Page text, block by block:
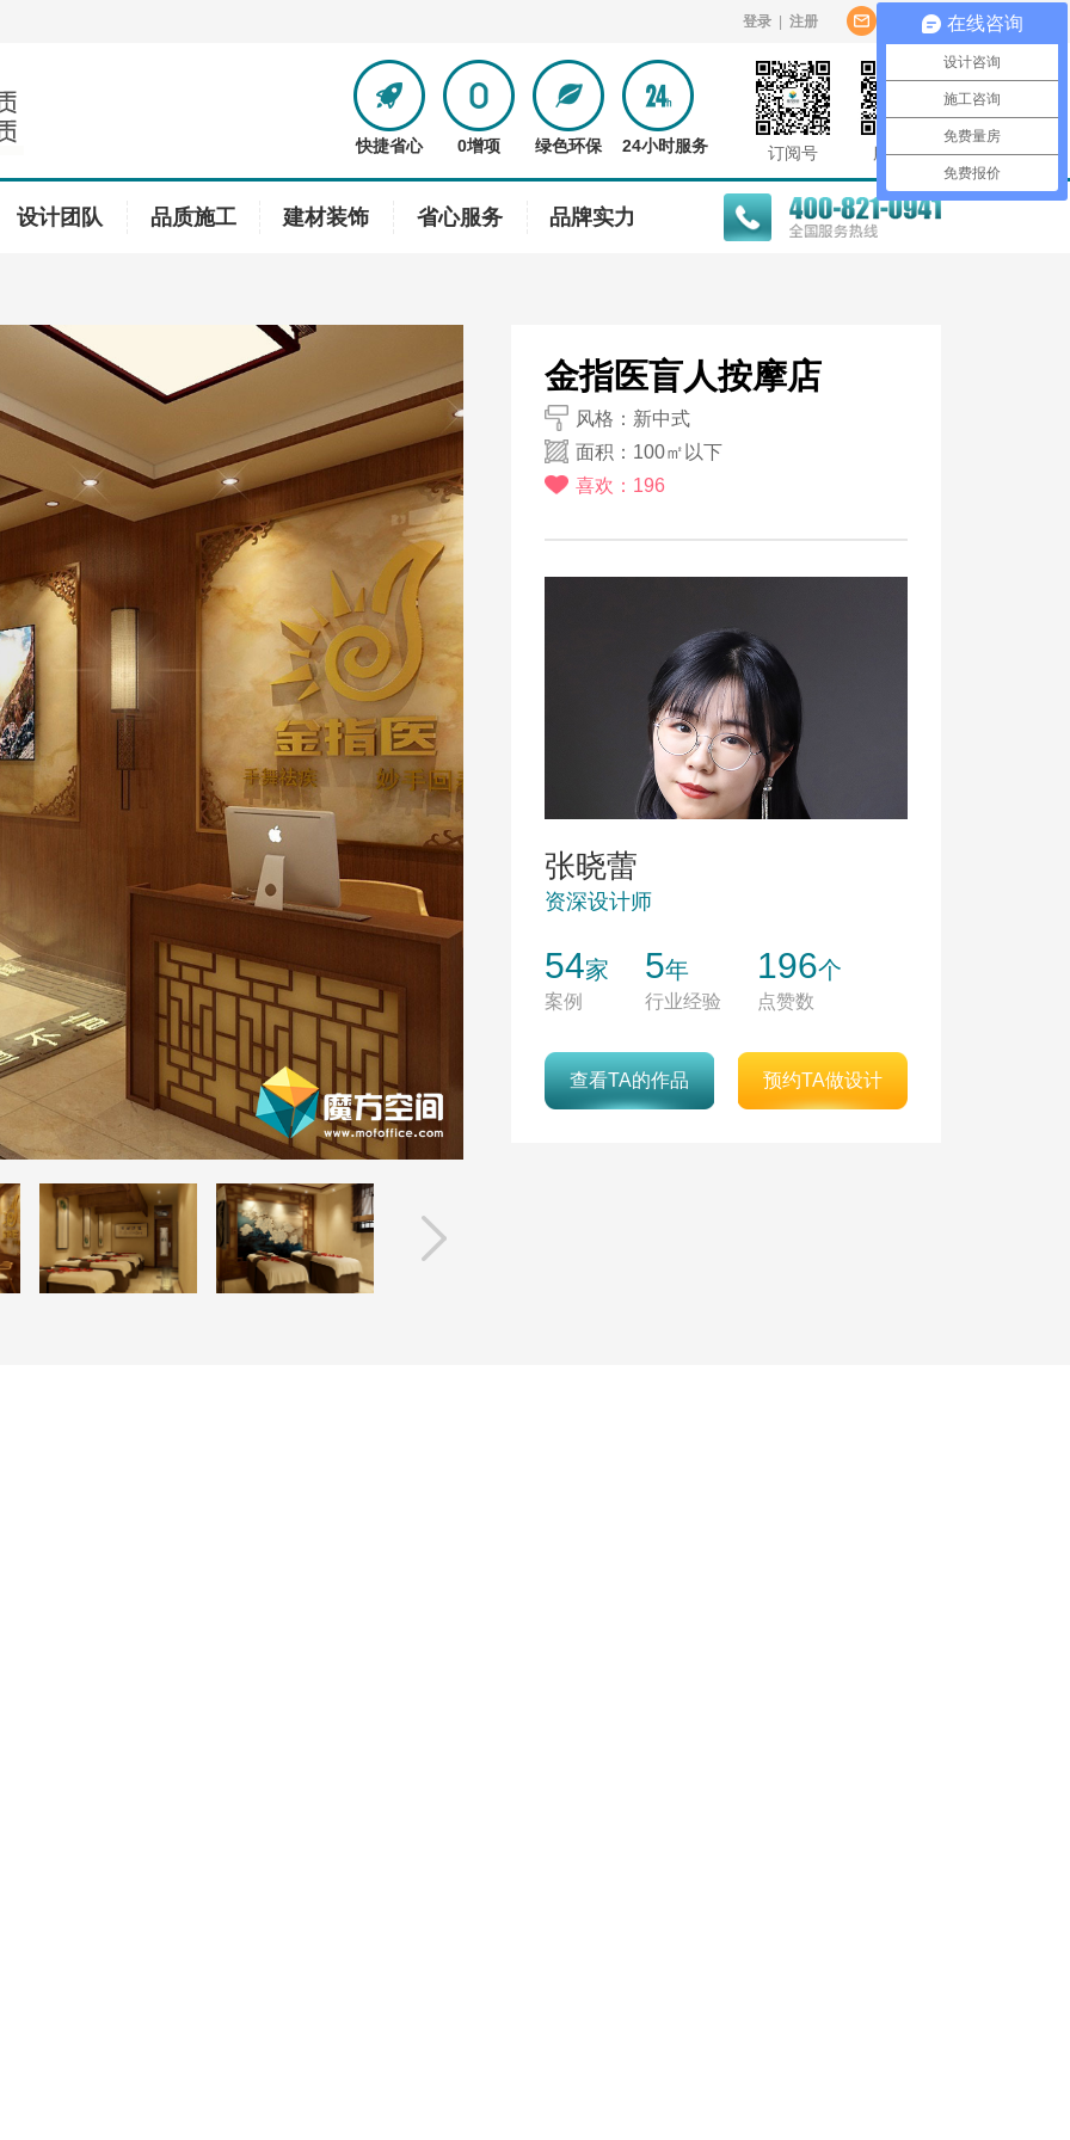
登录 注册 意见反馈
订阅号 服务号
快捷省心 0增项 绿色环保 24小时服务
设计团队 品质施工 建材装饰 省心服务 品牌实力
金指医盲人按摩店
风格：新中式
面积：100㎡以下
喜欢：196
张晓蕾
资深设计师
54家
案例
5年
行业经验
196个
点赞数
查看TA的作品 预约TA做设计
在线咨询
设计咨询
施工咨询
免费量房
免费报价